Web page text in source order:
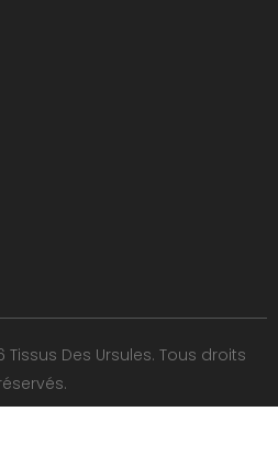
Des Ursules. Tous droits